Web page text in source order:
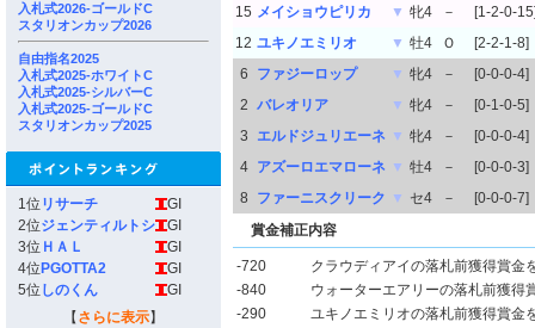
入札式2026-ゴールドC
スタリオンカップ2026
自由指名2025
入札式2025-ホワイトC
入札式2025-シルバーC
入札式2025-ゴールドC
スタリオンカップ2025
1位 リサーチ
GI
2位ジェンティルトシ
GI
3位 ＨＡＬ
GI
4位 PGOTTA2
GI
5位 しのくん
GI
【 さらに表示】
15 メイショウピリカ ▼ 牝4 －
[1-2-0-
12 ユキノエミリオ ▼ 牡4 Ｏ
[2-2-1-8]
6
ファジーロップ ▼ 牝4 －
[0-0-0-4]
2 バレオリア ▼ 牝4 －
[0-1-0-5]
3
エルドジュリエーネ ▼ 牝4 －
[0-0-0-4]
4
アズーロエマローネ ▼ 牡4 －
[0-0-0-3]
8
ファーニスクリーク ▼ セ4 －
[0-0-0-7]
賞金補正内容
-720
クラウディアイの落札前獲得賞金
-840
ウォーターエアリーの落札前獲得
-290
ユキノエミリオの落札前獲得賞金